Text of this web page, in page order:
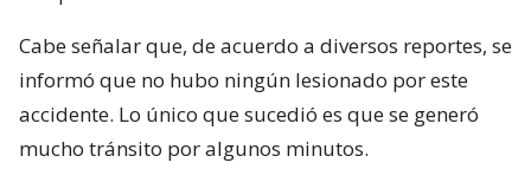
Cabe señalar que, de acuerdo a diversos reportes, se
informó que no hubo ningún lesionado por este
accidente. Lo único que sucedió es que se generó
mucho tránsito por algunos minutos.